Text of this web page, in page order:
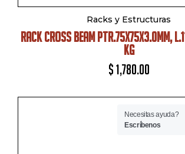
Racks y Estructuras
RACK CROSS BEAM PTR.75X75X3.0MM,
KG
$1,780.00
Necesitas ayuda?
Escríbenos